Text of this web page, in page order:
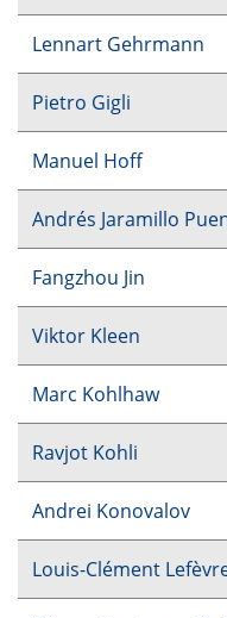
Lennart Gehrmann
Pietro Gigli
Manuel Hoff
Andrés Jaramillo
Fangzhou Jin
Viktor Kleen
Marc Kohlhaw
Ravjot Kohli
Andrei Konovalov
Louis-Clément